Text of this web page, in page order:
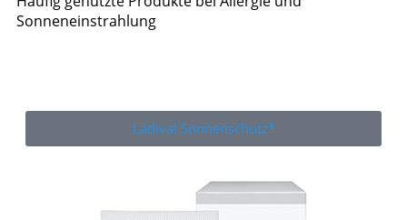
Sonneneinstrahlung
Ladival Sonnenschutz*